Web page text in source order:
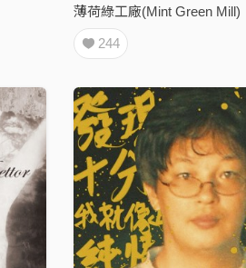
薄荷綠工廠(Mint Green Mill)
244